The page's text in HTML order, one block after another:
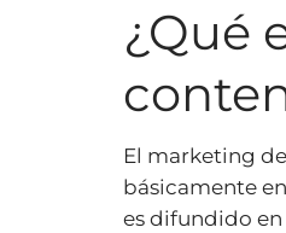
¿Qué
El marketing
básicamente
es difundido